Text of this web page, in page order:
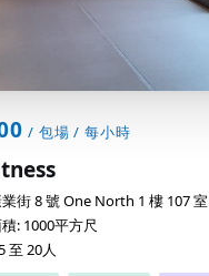
/ 包場 / 每小時
街 8 號 One North 1 樓 107 室
: 1000平方尺
至 20人